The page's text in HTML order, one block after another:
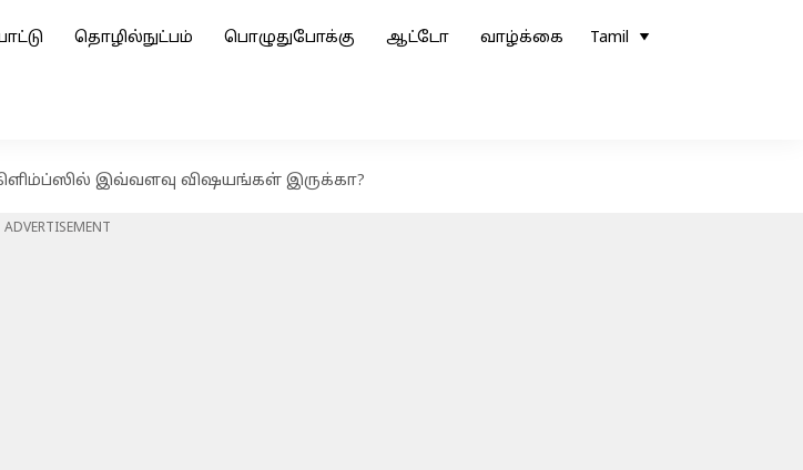
தொழில்நுட்பம் பொழுதுபோக்கு ஆட்டோ வாழ்க்கை Tamil
இவ்வளவு விஷயங்கள் இருக்கா?
ADVERTISEMENT